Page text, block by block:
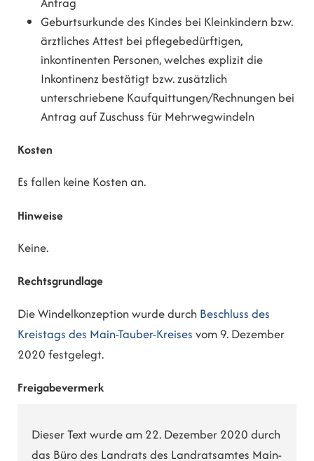
Geburtsurkunde des Kindes bei Kleinkindern bzw.
ärztliches Attest bei pflegebedürftigen,
inkontinenten Personen, welches explizit die
Inkontinenz bestätigt bzw. zusätzlich
unterschriebene Kaufquittungen/Rechnungen bei
Antrag auf Zuschuss für Mehrwegwindeln
Kosten
Es fallen keine Kosten an.
Hinweise
Keine.
Rechtsgrundlage
Die Windelkonzeption wurde durch Beschluss des
Kreistags des Main-Tauber-Kreises vom 9. Dezember
2020 festgelegt.
Freigabevermerk
Dieser Text wurde am 22. Dezember 2020 durch
das Büro des Landrats des Landratsamtes Main-